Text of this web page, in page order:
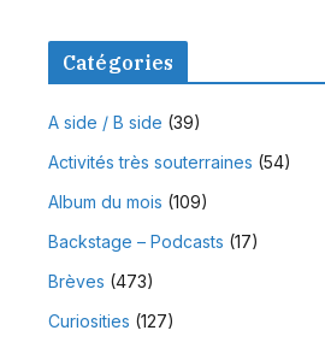
Catégories
A side / B side (39)
Activités très souterraines (54)
Album du mois (109)
Backstage – Podcasts (17)
Brèves (473)
Curiosities (127)